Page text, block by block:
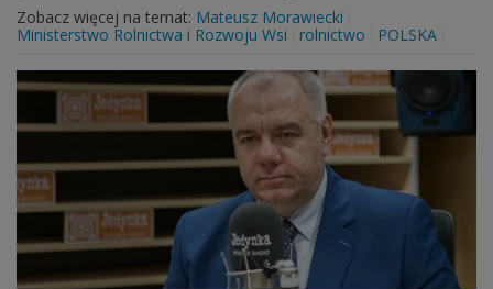
Zobacz więcej na temat: Mateusz Morawiecki
Ministerstwo Rolnictwa i Rozwoju Wsi
rolnictwo POLSKA